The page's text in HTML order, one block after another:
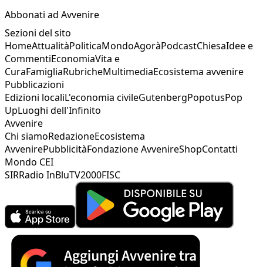
Abbonati ad Avvenire
Sezioni del sito
HomeAttualitàPoliticaMondoAgoràPodcastChiesaIdee e
CommentiEconomiaVita e
CuraFamigliaRubricheMultimediaEcosistema avvenire
Pubblicazioni
Edizioni localiL'economia civileGutenbergPopotusPop
UpLuoghi dell'Infinito
Avvenire
Chi siamoRedazioneEcosistema
AvvenirePubblicitàFondazione AvvenireShopContatti
Mondo CEI
SIRRadio InBluTV2000FISC